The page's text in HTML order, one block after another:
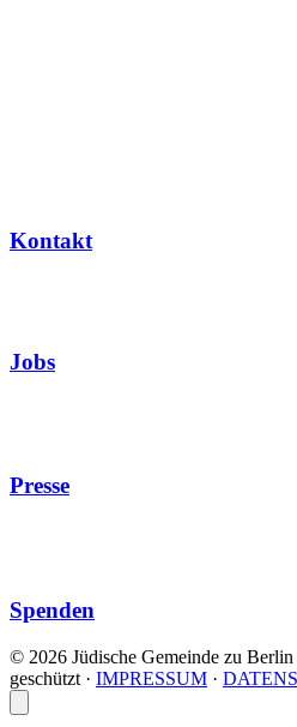
Kontakt
Jobs
Presse
Spenden
© 2026 Jüdische Gemeinde zu
geschützt · IMPRESSUM ·